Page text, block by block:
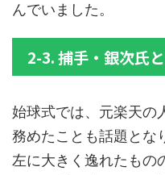
んでいました。
2-3. 捕手・銀次氏
始球式では、元楽天の
務めたことも話題とな
左に大きく逸れたもの